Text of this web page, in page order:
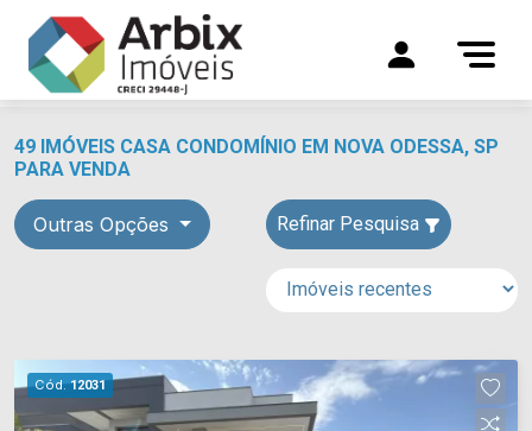
49 IMÓVEIS CASA CONDOMÍNIO EM NOVA ODESSA, SP
PARA VENDA
Outras Opções Refinar Pesquisa
Cód.12031